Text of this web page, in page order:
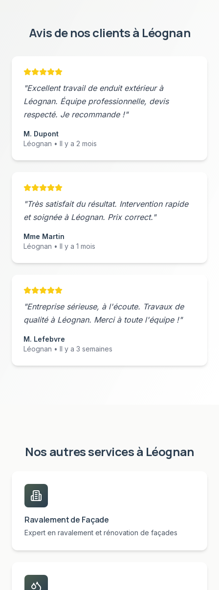
Avis de nos clients à Léognan
"Excellent travail de enduit extérieurà
Léognan. Équipe professionnelle, devis
respecté. Je recommande !"
M. Dupont
Léognan • Il y a 2 mois
"Très satisfait du résultat. Intervention rapide
et soignée à Léognan. Prix correct."
Mme Martin
Léognan • Il y a 1 mois
"Entreprise sérieuse, à l'écoute. Travaux de
qualité à Léognan. Merci à toute l'équipe !"
M. Lefebvre
Léognan • Il y a 3 semaines
Nos autres services à Léognan
Ravalement de Façade
Expert en ravalement et rénovation de façades